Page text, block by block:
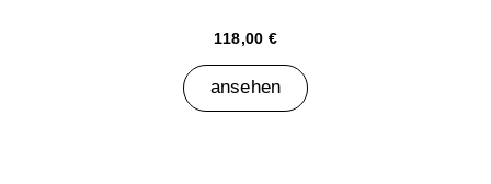
118,00 €
ansehen